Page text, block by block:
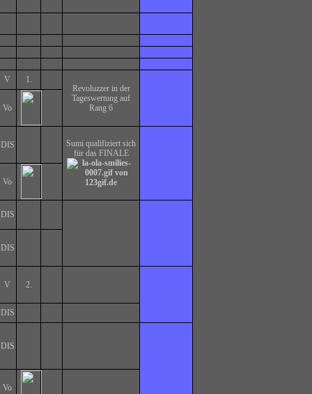
V
1.
Revoluzzer in der
Tageswertung auf
Rang 6
Vo
DIS
Sumi qualifiziert sich
für das FINALE
Vo
DIS
DIS
V 2.
DIS
DIS
Vo